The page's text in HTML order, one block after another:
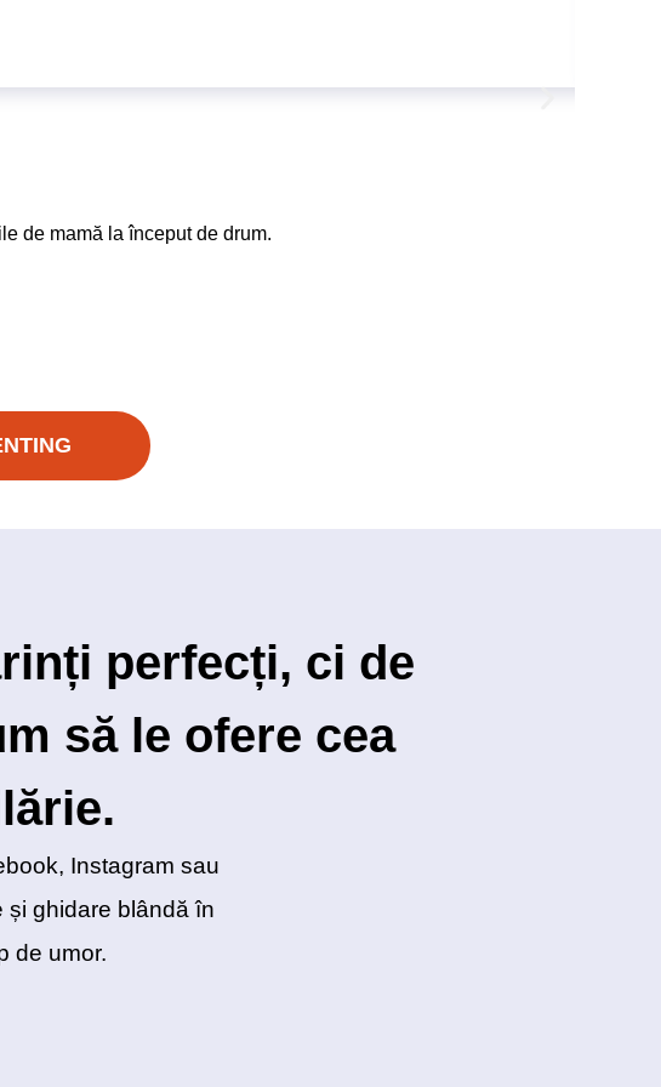
de mamă la început de drum.
perfecți, ci de
să le ofere cea
Instagram sau
și ghidare blândă în
de umor.